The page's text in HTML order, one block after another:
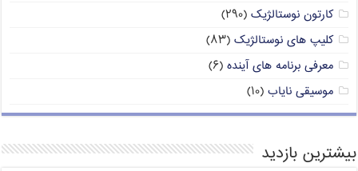
کارتون نوستالژیک (۲۹۰)
کلیپ های نوستالژیک (۸۳)
معرفی برنامه های آینده (۶)
موسیقی نایاب (۱۰)
بیشترین بازدید